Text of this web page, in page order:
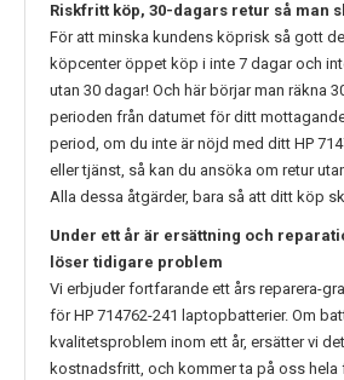
Riskfritt köp, 30-dagars retur så man
För att minska kundens köprisk så gott
köpcenter öppet köp i inte 7 dagar och
utan 30 dagar! Och här börjar man räkna
perioden från datumet för ditt
period, om du inte är nöjd med ditt HP
eller tjänst, så kan du ansöka om retur
Alla dessa åtgärder, bara så att ditt köp
Under ett år är ersättning och
löser tidigare problem
Vi erbjuder fortfarande ett års reparera-
förHP 714762-241 laptopbatterier. Om
kvalitetsproblem inom ett år, ersätter vi
kostnadsfritt, och kommer ta på oss hela